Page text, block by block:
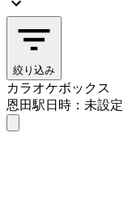
絞り込み
カラオケボックス
恩田駅日時：未設定